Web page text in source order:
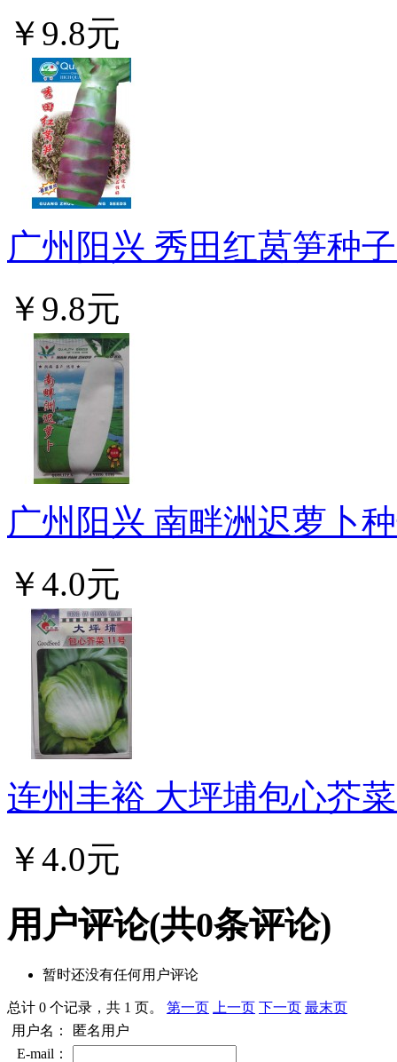
￥9.8元
广州阳兴 秀田红莴笋种
￥9.8元
广州阳兴 南畔洲迟萝卜
￥4.0元
连州丰裕 大坪埔包心芥
￥4.0元
用户评论(共0条评论)
暂时还没有任何用户评论
总计 0 个记录，共 1 页。 第一页 上一页 下一页 最末页
用户名：
匿名用户
E-mail：